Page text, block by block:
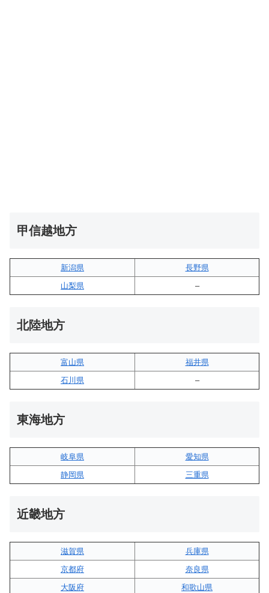
甲信越地方
新潟県
長野県
山梨県
–
北陸地方
富山県
福井県
石川県
–
東海地方
岐阜県
愛知県
静岡県
三重県
近畿地方
滋賀県
兵庫県
京都府
奈良県
大阪府
和歌山県